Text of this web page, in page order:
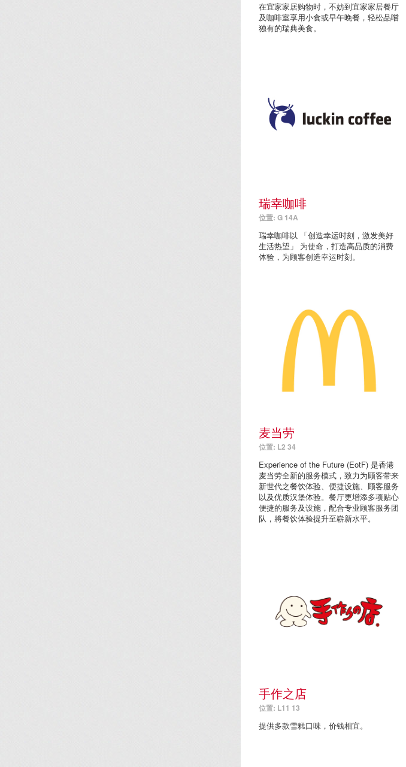
在宜家家居购物时，不妨到宜家家居餐厅
及咖啡室享用小食或早午晚餐，轻松品嚐
独有的瑞典美食。
瑞幸咖啡
位置: G 14A
瑞幸咖啡以 「创造幸运时刻，激发美好
生活热望」 为使命，打造高品质的消费
体验，为顾客创造幸运时刻。
麦当劳
位置: L2 34
Experience of the Future (EotF) 是香港
麦当劳全新的服务模式，致力为顾客带来
新世代之餐饮体验、便捷设施、顾客服务
以及优质汉堡体验。餐厅更增添多项贴心
便捷的服务及设施，配合专业顾客服务团
队，將餐饮体验提升至崭新水平。
手作之店
位置: L11 13
提供多款雪糕口味，价钱相宜。